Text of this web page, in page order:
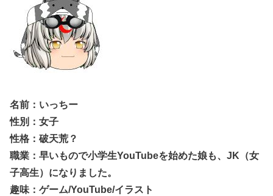
名前：いっちー
性別：女子
性格：破天荒？
職業：早いもので小学生YouTubeを始めた娘も、JK（女
子高生）になりました。
趣味：ゲーム/YouTube/イラスト